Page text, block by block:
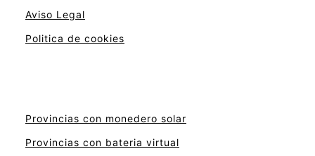
Aviso Legal
Politica de cookies
Provincias con monedero solar
Provincias con bateria virtual